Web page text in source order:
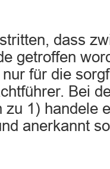
dass
getroffen
für die
Bei
zu 1) handele
anerkannt